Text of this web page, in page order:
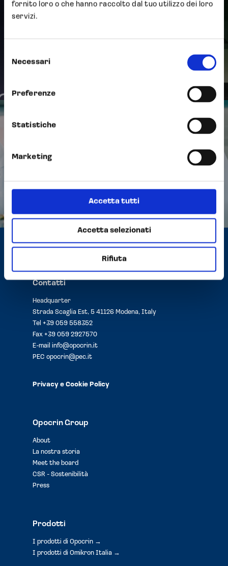
fornito loro o che hanno raccolto dal tuo utilizzo dei loro
servizi.
delNecessari
Preferenze
Statistiche
Marketing
Accetta tutti
Accetta selezionati
Rifiuta
Previous Post
Managed Companies"
Contatti
Headquarter
Strada Scaglia Est, 5 41126 Modena, Italy
Tel +39 059 558352
Fax +39 059 2927570
E-mail info@opocrin.it
PEC opocrin@pec.it
Privacy e Cookie Policy
Opocrin Group
About
La nostra storia
Meet the board
CSR - Sostenibilità
Press
Prodotti
I prodotti di Opocrin →
I prodotti di Omikron Italia →